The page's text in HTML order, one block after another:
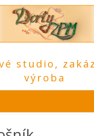
studio,
výroba